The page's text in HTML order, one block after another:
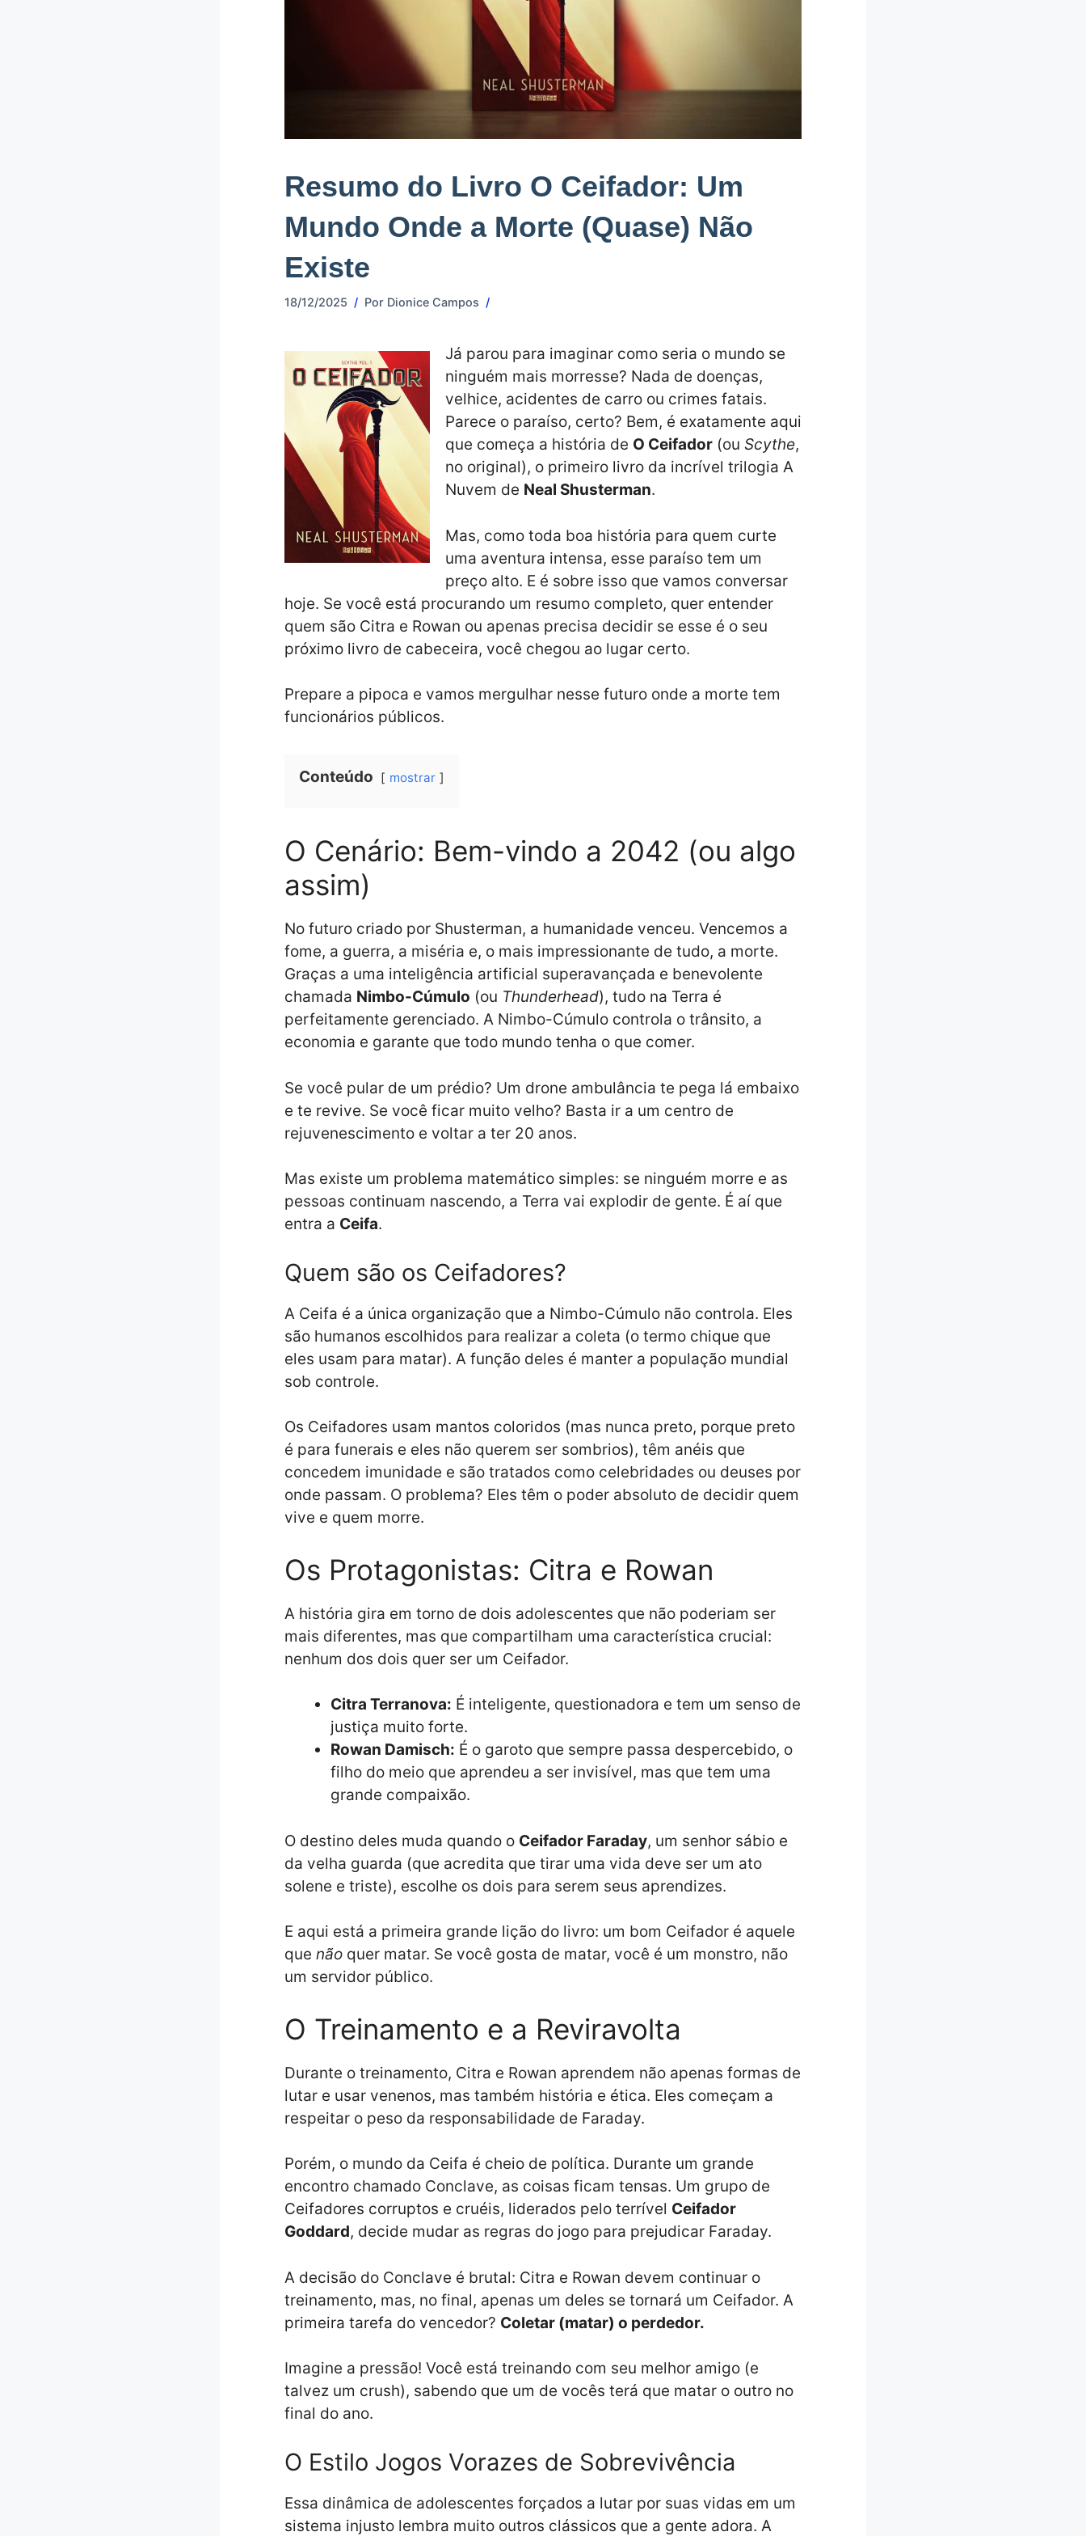
Resumo do Livro O Ceifador: Um
Mundo Onde a Morte (Quase) Não
Existe
18/12/2025 Por Dionice Campos
Já parou para imaginar como seria o mundo se
ninguém mais morresse? Nada de doenças,
velhice, acidentes de carro ou crimes fatais.
Parece o paraíso, certo? Bem, é exatamente aqui
que começa a história de O Ceifador (ou Scythe,
no original), o primeiro livro da incrível trilogia A
Nuvem de Neal Shusterman.
Mas, como toda boa história para quem curte
uma aventura intensa, esse paraíso tem um
preço alto. E é sobre isso que vamos conversar
hoje. Se você está procurando um resumo completo, quer entender
quem são Citra e Rowan ou apenas precisa decidir se esse é o seu
próximo livro de cabeceira, você chegou ao lugar certo.
Prepare a pipoca e vamos mergulhar nesse futuro onde a morte tem
funcionários públicos.
Conteúdo mostrar
O Cenário: Bem-vindo a 2042 (ou algo
assim)
No futuro criado por Shusterman, a humanidade venceu. Vencemos a
fome, a guerra, a miséria e, o mais impressionante de tudo, a morte.
Graças a uma inteligência artificial superavançada e benevolente
chamada Nimbo-Cúmulo (ou Thunderhead), tudo na Terra é
perfeitamente gerenciado. A Nimbo-Cúmulo controla o trânsito, a
economia e garante que todo mundo tenha o que comer.
Se você pular de um prédio? Um drone ambulância te pega lá embaixo
e te revive. Se você ficar muito velho? Basta ir a um centro de
rejuvenescimento e voltar a ter 20 anos.
Mas existe um problema matemático simples: se ninguém morre e as
pessoas continuam nascendo, a Terra vai explodir de gente. É aí que
entra a Ceifa.
Quem são os Ceifadores?
A Ceifa é a única organização que a Nimbo-Cúmulo não controla. Eles
são humanos escolhidos para realizar a coleta (o termo chique que
eles usam para matar). A função deles é manter a população mundial
sob controle.
Os Ceifadores usam mantos coloridos (mas nunca preto, porque preto
é para funerais e eles não querem ser sombrios), têm anéis que
concedem imunidade e são tratados como celebridades ou deuses por
onde passam. O problema? Eles têm o poder absoluto de decidir quem
vive e quem morre.
Os Protagonistas: Citra e Rowan
A história gira em torno de dois adolescentes que não poderiam ser
mais diferentes, mas que compartilham uma característica crucial:
nenhum dos dois quer ser um Ceifador.
Citra Terranova: É inteligente, questionadora e tem um senso de
justiça muito forte.
Rowan Damisch: É o garoto que sempre passa despercebido, o
filho do meio que aprendeu a ser invisível, mas que tem uma
grande compaixão.
O destino deles muda quando o Ceifador Faraday, um senhor sábio e
da velha guarda (que acredita que tirar uma vida deve ser um ato
solene e triste), escolhe os dois para serem seus aprendizes.
E aqui está a primeira grande lição do livro: um bom Ceifador é aquele
que não quer matar. Se você gosta de matar, você é um monstro, não
um servidor público.
O Treinamento e a Reviravolta
Durante o treinamento, Citra e Rowan aprendem não apenas formas de
lutar e usar venenos, mas também história e ética. Eles começam a
respeitar o peso da responsabilidade de Faraday.
Porém, o mundo da Ceifa é cheio de política. Durante um grande
encontro chamado Conclave, as coisas ficam tensas. Um grupo de
Ceifadores corruptos e cruéis, liderados pelo terrível Ceifador
Goddard, decide mudar as regras do jogo para prejudicar Faraday.
A decisão do Conclave é brutal: Citra e Rowan devem continuar o
treinamento, mas, no final, apenas um deles se tornará um Ceifador. A
primeira tarefa do vencedor? Coletar (matar) o perdedor.
Imagine a pressão! Você está treinando com seu melhor amigo (e
talvez um crush), sabendo que um de vocês terá que matar o outro no
final do ano.
O Estilo Jogos Vorazes de Sobrevivência
Essa dinâmica de adolescentes forçados a lutar por suas vidas em um
sistema injusto lembra muito outros clássicos que a gente adora. A